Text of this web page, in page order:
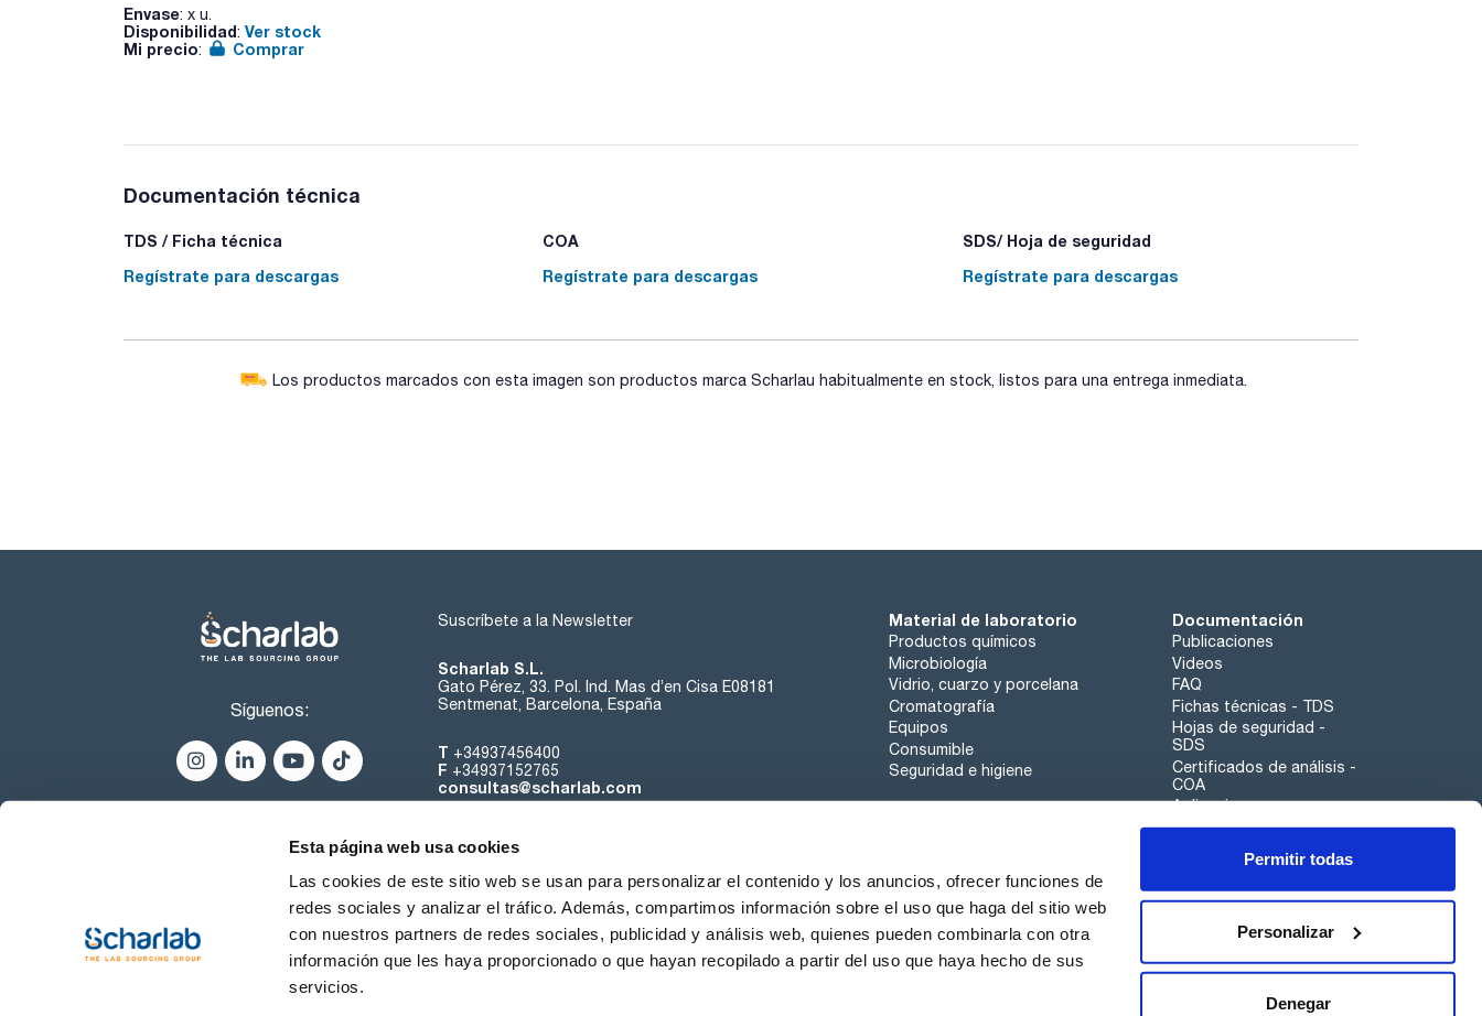
Esta página web usa cookies
Las cookies de este sitio web se usan para personalizar el contenido y los anuncios, ofrecer funciones de
redes sociales y analizar el tráfico. Además, compartimos información sobre el uso que haga del sitio web
con nuestros partners de redes sociales, publicidad y análisis web, quienes pueden combinarla con otra
información que les haya proporcionado o que hayan recopilado a partir del uso que haya hecho de sus
servicios.
Permitir todas
Personalizar
Denegar
Envase: x u.
Disponibilidad: Ver stock
Mi precio: Comprar
Documentación técnica
TDS / Ficha técnica
Regístrate para descargas
COA
Regístrate para descargas
SDS/ Hoja de seguridad
Regístrate para descargas
Los productos marcados con esta imagen son productos marca Scharlau habitualmente en stock, listos para una entrega inmediata.
Síguenos:
Suscríbete a la Newsletter
Scharlab S.L.
Gato Pérez, 33. Pol. Ind. Mas d’en Cisa E08181
Sentmenat, Barcelona, España
T +34937456400
F +34937152765
consultas@scharlab.com
Material de laboratorio
Productos químicos
Microbiología
Vidrio, cuarzo y porcelana
Cromatografía
Equipos
Consumible
Seguridad e higiene
Documentación
Publicaciones
Videos
FAQ
Fichas técnicas - TDS
Hojas de seguridad -
SDS
Certificados de análisis -
COA
Aplicaciones
Tabla Periódica
Canal de denuncias
Sobre nosotros Contacta Noticias Trabaja con nosotros
Condiciones de uso